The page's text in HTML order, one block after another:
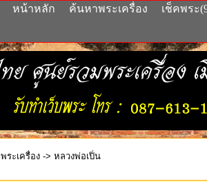
หน้าหลัก ค้นหาพระเครื่อง เช็คพระ
พระเครื่อง -> หลวงพ่อเปิ่น